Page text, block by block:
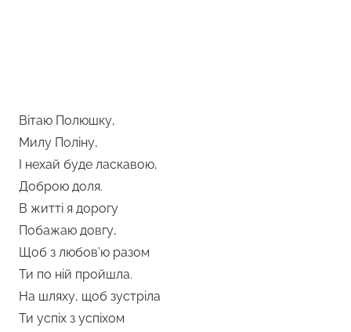
Вітаю Полюшку,
Милу Поліну,
І нехай буде ласкавою,
Доброю доля.
В житті я дорогу
Побажаю довгу,
Щоб з любов’ю разом
Ти по ній пройшла.
На шляху, щоб зустріла
Ти успіх з успіхом